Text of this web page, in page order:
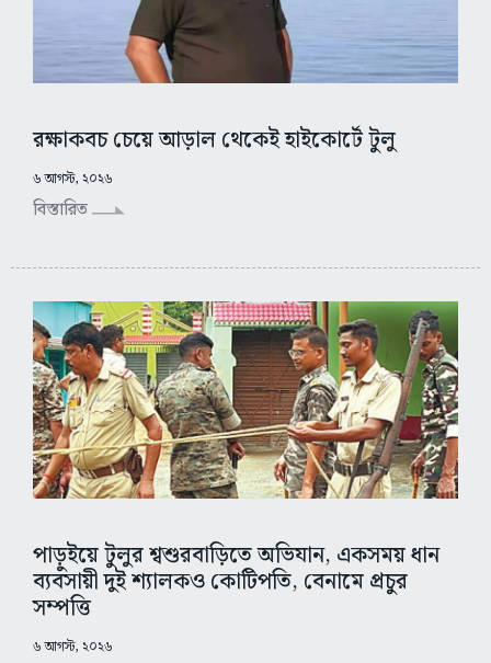
রক্ষাকবচ চেয়ে আড়াল থেকেই হাইকোর্টে টুলু
৬ আগস্ট, ২০২৬
বিস্তারিত
পাড়ুইয়ে টুলুর শ্বশুরবাড়িতে অভিযান, একসময় ধান
ব্যবসায়ী দুই শ্যালকও কোটিপতি, বেনামে প্রচুর
সম্পত্তি
৬ আগস্ট, ২০২৬